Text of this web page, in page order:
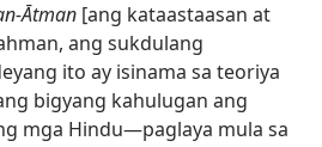
Ātman [ang kataastaasan at
ang sukdulang
ito ay isinama sa teoriya
bigyang kahulugan ang
mga Hindu​—paglaya mula sa